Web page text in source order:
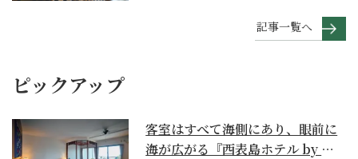
記事一覧へ
ピックアップ
客室はすべて海側にあり、眼前に
海が広がる『西表島ホテル by 星